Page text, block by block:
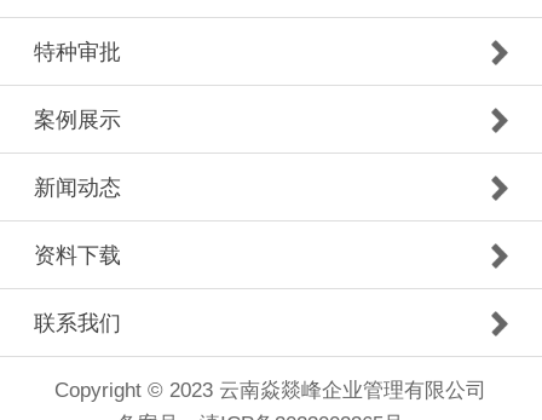
特种审批
案例展示
新闻动态
资料下载
联系我们
Copyright © 2023 云南焱燚峰企业管理有限公司